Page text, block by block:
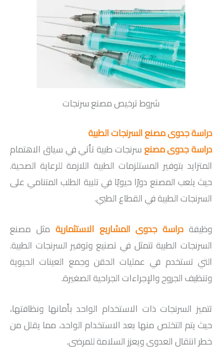
شروط ترخيص مصنع سرنجات
دراسة جدوى مصنع السرنجات الطبية
دراسة جدوى مصنعسرنجات طبية تأتي في سياق الاهتمام
المتزايد بتوفير المستلزمات الطبية اللازمة للرعاية الصحية.
حيث يلعب المصنع دورًا حيويًا في تلبية الطلب المتنامي على
السرنجات الطبية في القطاع الطبي.
وظيفة دراسة جدوى المشاريع الاستثمارية مثل مصنع
السرنجات الطبية تتمثل في تصنيع وتوفير السرنجات الطبية.
التي تستخدم في عمليات الحقن وجمع العينات الحيوية
وتنظيف الجروح والإجراءات الجراحية الصغيرة.
تتميز السرنجات ذات الاستخدام الواحد بأمانها ونظافتها،
حيث يتم التخلص منها بعد الاستخدام الواحد، مما يقلل من
خطر انتقال العدوى ويعزز السلامة للمرضى.